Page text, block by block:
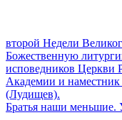
второй Недели
Божественную
исповедников Церкви
Академии и
(Лудищев).
Братья наши меньшие.